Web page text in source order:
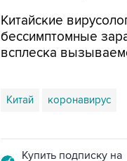
Китайские
бессимптомные
всплеска
Китай коронавирус
Купить подписку на